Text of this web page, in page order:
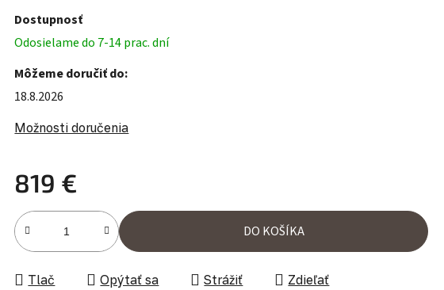
Dostupnosť
Odosielame do 7-14 prac. dní
Môžeme doručiť do:
18.8.2026
Možnosti doručenia
819 €
Jednotková cena:
DO KOŠÍKA
Tlač Opýtať sa Strážiť Zdieľať